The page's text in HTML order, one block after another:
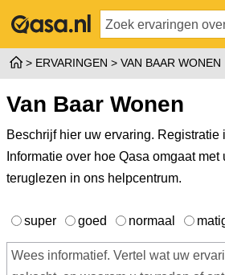
ERVARINGEN VAN BAAR WONEN
Van Baar Wonen
Beschrijf hier uw ervaring. Registratie
Informatie over hoe Qasa omgaat
teruglezen in ons helpcentrum.
super goed normaal